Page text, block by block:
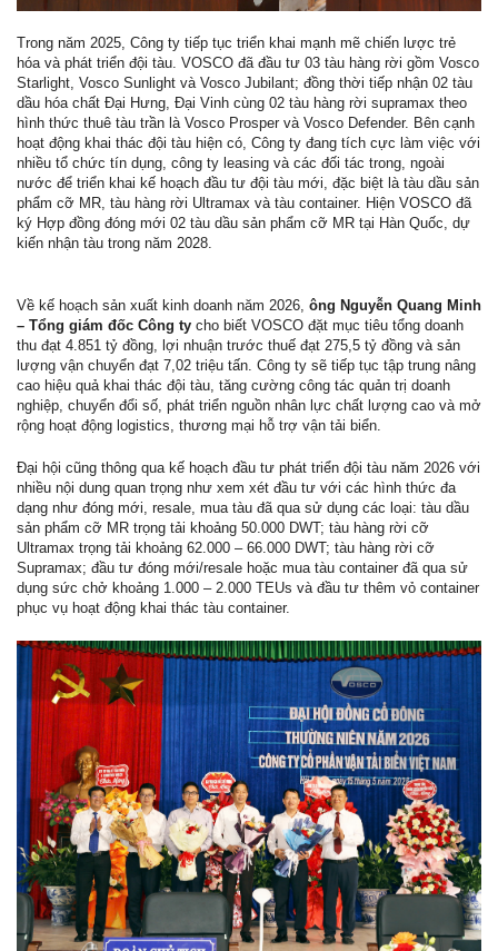
Trong năm 2025, Công ty tiếp tục triển khai mạnh mẽ chiến lược trẻ
hóa và phát triển đội tàu. VOSCO đã đầu tư 03 tàu hàng rời gồm Vosco
Starlight, Vosco Sunlight và Vosco Jubilant; đồng thời tiếp nhận 02 tàu
dầu hóa chất Đại Hưng, Đại Vinh cùng 02 tàu hàng rời supramax theo
hình thức thuê tàu trần là Vosco Prosper và Vosco Defender. Bên cạnh
hoạt động khai thác đội tàu hiện có, Công ty đang tích cực làm việc với
nhiều tổ chức tín dụng, công ty leasing và các đối tác trong, ngoài
nước để triển khai kế hoạch đầu tư đội tàu mới, đặc biệt là tàu dầu sản
phẩm cỡ MR, tàu hàng rời Ultramax và tàu container. Hiện VOSCO đã
ký Hợp đồng đóng mới 02 tàu dầu sản phẩm cỡ MR tại Hàn Quốc, dự
kiến nhận tàu trong năm 2028.
Về kế hoạch sản xuất kinh doanh năm 2026, ông Nguyễn Quang Minh
– Tổng giám đốc Công ty cho biết VOSCO đặt mục tiêu tổng doanh
thu đạt 4.851 tỷ đồng, lợi nhuận trước thuế đạt 275,5 tỷ đồng và sản
lượng vận chuyển đạt 7,02 triệu tấn. Công ty sẽ tiếp tục tập trung nâng
cao hiệu quả khai thác đội tàu, tăng cường công tác quản trị doanh
nghiệp, chuyển đổi số, phát triển nguồn nhân lực chất lượng cao và mở
rộng hoạt động logistics, thương mại hỗ trợ vận tải biển.
Đại hội cũng thông qua kế hoạch đầu tư phát triển đội tàu năm 2026 với
nhiều nội dung quan trọng như xem xét đầu tư với các hình thức đa
dạng như đóng mới, resale, mua tàu đã qua sử dụng các loại: tàu dầu
sản phẩm cỡ MR trọng tải khoảng 50.000 DWT; tàu hàng rời cỡ
Ultramax trọng tải khoảng 62.000 – 66.000 DWT; tàu hàng rời cỡ
Supramax; đầu tư đóng mới/resale hoặc mua tàu container đã qua sử
dụng sức chở khoảng 1.000 – 2.000 TEUs và đầu tư thêm vỏ container
phục vụ hoạt động khai thác tàu container.